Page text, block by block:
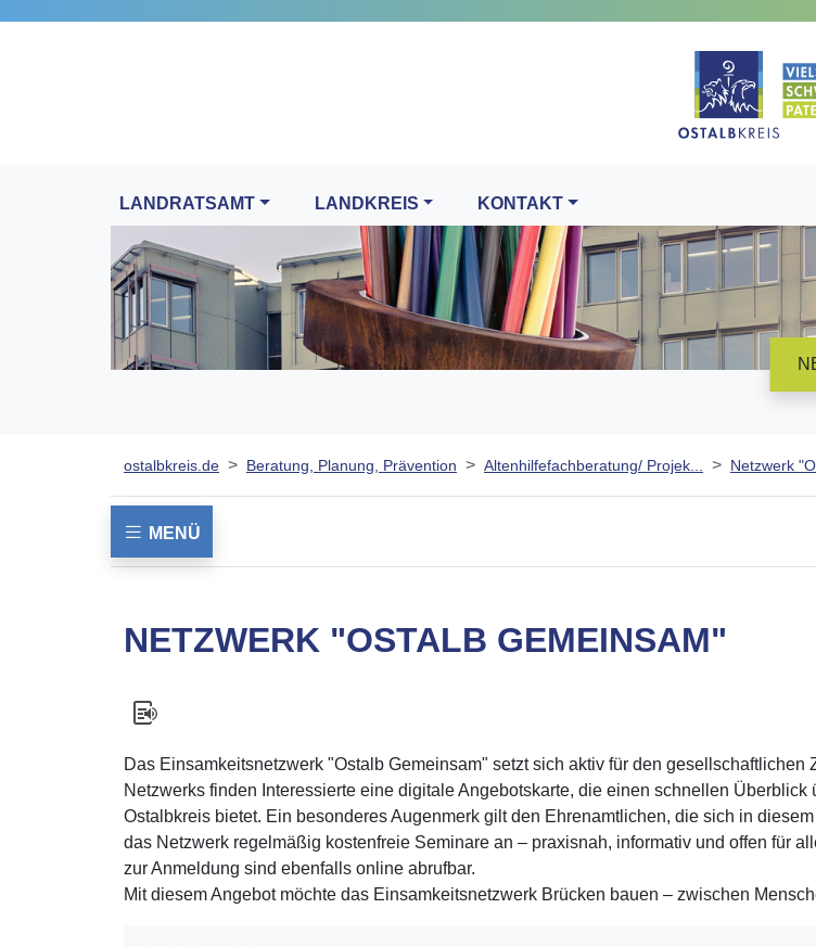
LANDRATSAMT LANDKREIS KONTAKT
ostalbkreis.de Beratung, Planung, Prävention Altenhilfefachberatung/ Projek... Netzwerk
MENÜ
NETZWERK "OSTALB GEMEINSAM"
Das Einsamkeitsnetzwerk "Ostalb Gemeinsam" setzt sich aktiv für den
Netzwerks finden Interessierte eine digitale Angebotskarte, die einen schnellen
Ostalbkreis bietet. Ein besonderes Augenmerk gilt den Ehrenamtlichen, die sich in
das Netzwerk regelmäßig kostenfreie Seminare an – praxisnah, informativ und offen für
zur Anmeldung sind ebenfalls online abrufbar.
Mit diesem Angebot möchte das Einsamkeitsnetzwerk Brücken bauen – zwischen